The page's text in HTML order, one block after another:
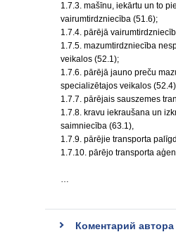
1.7.3. mašīnu, iekārtu un to
vairumtirdzniecība (51.6);
1.7.4. pārējā
1.7.5. mazumtirdzniecība
veikalos (52.1);
1.7.6. pārējā jauno preču
specializētajos veikalos
1.7.7. pārējais sauszemes
1.7.8. kravu iekraušana un
saimniecība (63.1),
1.7.9. pārējie transporta
1.7.10. pārējo transporta
…
Коментарий автора